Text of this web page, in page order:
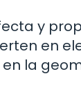
y
en
la